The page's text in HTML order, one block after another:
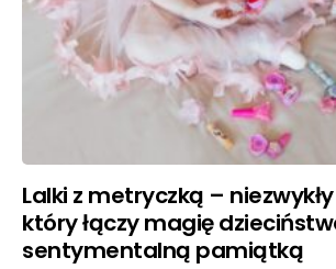
Lalki z metryczką –
który łączy magię
sentymentalną pamiątką